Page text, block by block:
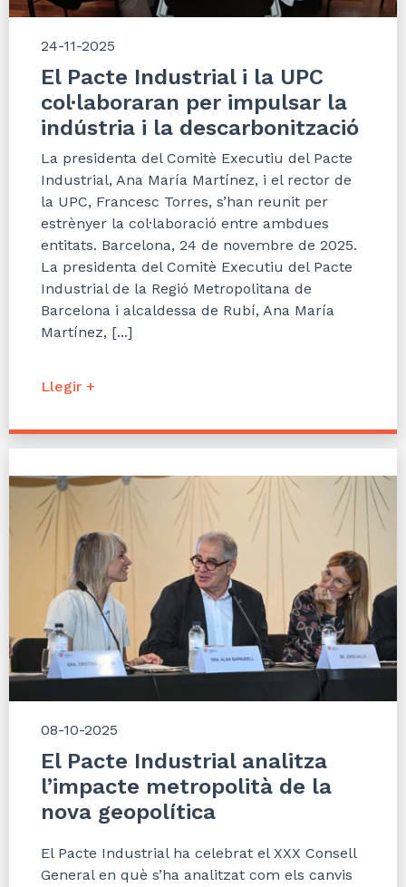
24-11-2025
El Pacte Industrial i la UPC
col·laboraran per impulsar la
indústria i la descarbonització
La presidenta del Comitè Executiu del Pacte
Industrial, Ana María Martínez, i el rector de
la UPC, Francesc Torres, s’han reunit per
estrènyer la col·laboració entre ambdues
entitats. Barcelona, 24 de novembre de 2025.
La presidenta del Comitè Executiu del Pacte
Industrial de la Regió Metropolitana de
Barcelona i alcaldessa de Rubí, Ana María
Martínez, [...]
Llegir +
08-10-2025
El Pacte Industrial analitza
l’impacte metropolità de la
nova geopolítica
El Pacte Industrial ha celebrat el XXX Consell
General en què s’ha analitzat com els canvis